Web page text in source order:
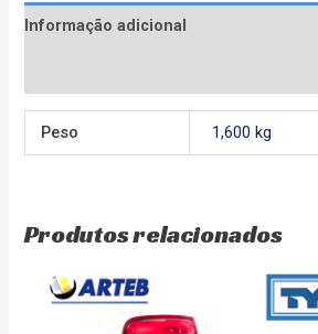
Informação adicional
Peso 1,600 kg
Produtos relacionados